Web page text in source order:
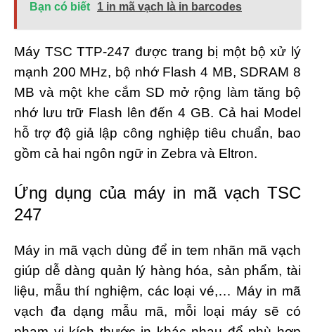
Bạn có biết 1 in mã vạch là in barcodes
Máy TSC TTP-247 được trang bị một bộ xử lý
mạnh 200 MHz, bộ nhớ Flash 4 MB, SDRAM 8
MB và một khe cắm SD mở rộng làm tăng bộ
nhớ lưu trữ Flash lên đến 4 GB. Cả hai Model
hỗ trợ độ giả lập công nghiệp tiêu chuẩn, bao
gồm cả hai ngôn ngữ in Zebra và Eltron.
Ứng dụng của máy in mã vạch TSC
247
Máy in mã vạch dùng để in tem nhãn mã vạch
giúp dễ dàng quản lý hàng hóa, sản phẩm, tài
liệu, mẫu thí nghiệm, các loại vé,… Máy in mã
vạch đa dạng mẫu mã, mỗi loại máy sẽ có